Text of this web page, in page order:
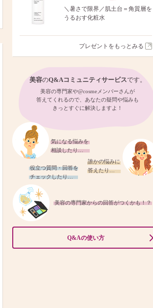
現
＼暑さで限界／肌土台＝角質層を
うるおす化粧水
プレゼントをもっとみる
美容のQ&Aコミュニティサービスです。
美容の専門家や@cosmeメンバーさんが
答えてくれるので、あなたの疑問や悩みも
きっとすぐに解決しますよ！
気になる悩みを
相談したり…
誰かの悩みに
答えたり…
役立つ質問・回答を
チェックしたり…
美容の専門家からの回答がつくかも！？
Q&Aの使い方